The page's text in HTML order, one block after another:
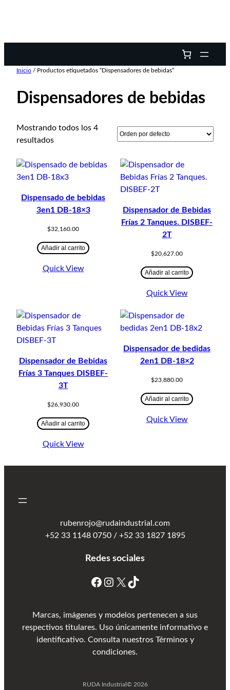
Inicio / Productos etiquetados “Dispensadores de bebidas”
Dispensadores de bebidas
Mostrando todos los 4
resultados
Dispensado de bebidas
3en1 DB-18×3
$32,160.00
Añadir al carrito
Quick View
Dispensador de Bebidas
Frías 2 Tanques. DISBEF-
2T
$20,627.00
Añadir al carrito
Quick View
Dispensador de Bebidas
Frías 3 Tanques DISBEF-
3T
$26,930.00
Añadir al carrito
Quick View
Dispensador de bedidas
2en1 DB-18×2
$23,880.00
Añadir al carrito
Quick View
rubenrojo@rudaindustrial.com
+52 33 1148 0750 / +52 33 1827 1895
Redes sociales
Marcas, imágenes y modelos pertenecen a sus
respectivos titulares. Uso únicamente informativo e
identificativo. Consulta nuestros Términos y
condiciones.
RUDA Industrial © 2026